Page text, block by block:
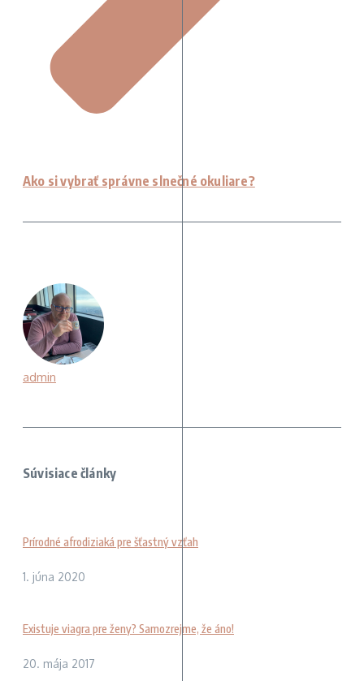
Ako si vybrať správne slnečné okuliare?
admin
Súvisiace články
Prírodné afrodiziaká pre šťastný vzťah
1. júna 2020
Existuje viagra pre ženy? Samozrejme, že áno!
20. mája 2017